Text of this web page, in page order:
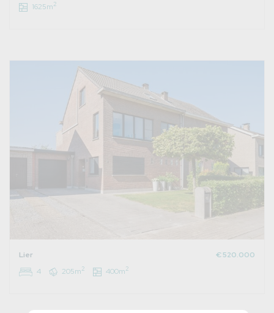
1625m2
Lier
€ 520.000
4
205m2 400m2